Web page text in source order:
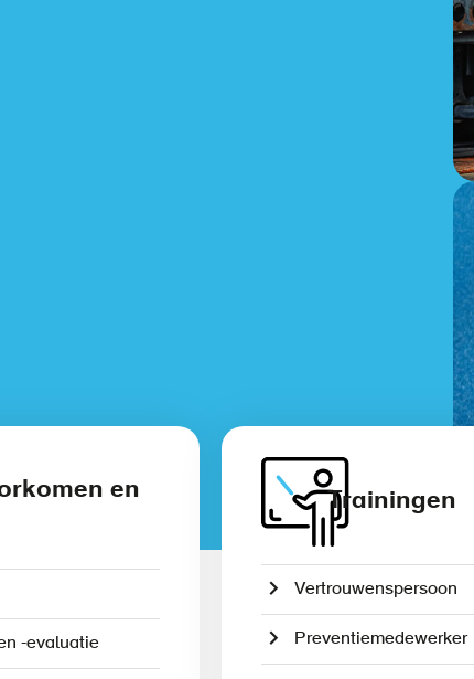
en
-evaluatie
Trainingen
Vertrouwenspersoon
Preventiemedewerker